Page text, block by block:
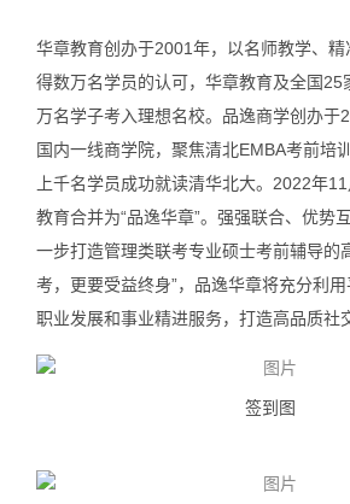
华章教育创办于2001年，以名师教学、
得数万名学员的认可，华章教育及全国25
万名学子考入理想名校。品逸商学创办于
国内一线商学院，聚焦清北EMBA考前培
上千名学员成功就读清华北大。2022年
教育合并为“品逸华章”。强强联合、优势
一步打造管理类联考专业硕士考前辅导的
考，更要受益终身”，品逸华章将充分利
职业发展和事业精进服务，打造高品质社
签到图